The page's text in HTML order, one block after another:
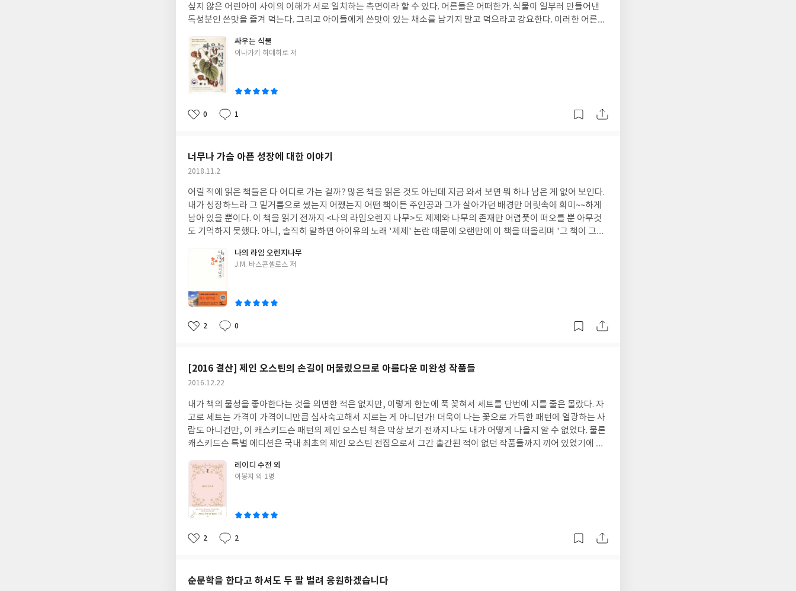
싶지 않은 어린아이 사이의 이해가 서로 일치하는 측면이라 할 수 있다. 어른들은 어떠한가. 식물이 일부러 만들어낸
독성분인 쓴맛을 즐겨 먹는다. 그리고 아이들에게 쓴맛이 있는 채소를 남기지 말고 먹으라고 강요한다. 이러한 어른의
른, 식물의 이야기를 들려주는 <싸우는 식물>. 앞의 두 책이 식물들이 주변 식물들이나 동물들과 맺는 관계를 주로 다
뤘다면(가물가물하지만), 이 책은 식물들이 세포 단위로 맞서야 하는 세균들 수준부터 이런저런 곤충들과의 관계, 나
아가 공룡시대 공룡들과의 관계까지 아우르고 있다. (공룡으로 대표되는) 생명체들의 진화와 멸종이 어느 한 가지 이
유만으로 이뤄진 것이 아니라 식물들을 기반으로 한 생태계의 밑바닥에서도 지속된 변화의 한 흐름의 결과이기도 하
다는 점이 흥미롭다. 식물들의 치밀하고도 현명한 적응방법에 대해서는 이미 다른 책에서 읽고 놀라워 한 바가 있다.
그저 세상을 둘러싸고 있는 병풍 수준으로 여기고 있던 식물들 역시 자기네들만의 세계를 이루고 그 안에서 치열하게
를 만들어내려고 뿌리혹박테리아는 산소호흡을 한다. 반대로 질소고정에 필요한 효소는 산소가 있으면 활성을 잃어
버린다. 즉, 산소는 반드시 있어야 하지만 산소가 있으면 곤란해진다. 그러므로 호흡에 쓰이는 산소를 운반하고, 여분
의 산소는 재빨리 제거해야 한다. 이 문제를 해결하기 위해 콩과 식물은 대량의 산소를 효율적으로 운반하는 레그헤모
글로빈이라는 물질을 몸에 지녔다. 우리 인간의 혈액 속에 있는 적혈구에는 헤모글로빈이라는 물질이 있어, 폐에서 체
내 세포에 효율적으로 산소를 운반한다. 콩과 식물에 있는 레그헤모글로빈은 인간의 헤모글로빈과 유사한 성질이 있
는 물질이다. 놀랍게도 콩과 식물의 신선한 뿌리혹을 잘라보면 피가 번진 것처럼 약간 붉은색으로 물들어 있다. 이것이
콩과 식물의 혈액, 레그헤모글로빈이다.(p. 96) 식물은 자신을 침범한 세균을 세포 내에 가두고 그 세포를 비롯 주변
의 독성 물질을 생산해 내뿜는 동시에 가시를 세우고 잎 자체를 뾰족하게 하는 등의 방어수단을 갖췄다. 또한 생식을
위해 곤충을 유혹하는 향기를 내뿜어 자신이 꿀을 품고 있다고 알리거나 꿀이 없으면서도 있는 척 향기를 풍겨 곤충을
속이고 꾀어 이용하는 등 각종 지능적인 방법을 개발해왔다. 아이러니하게도 식물들이 자신을 지키기 위해 만들어낸
독성물질이나, 포식자를 유혹해 이용하기 위해 내뿜는 향기와 꿀이 최종적으로는 인간에 의해 갈취당한다는 것이 재
미있다. 하지만 그렇다고 해서 식물들 입장으로서도 억울하지 않은 것이, 인간에 의해 더 많이 재배되기 때문에 자신
의 유전자를 퍼뜨릴 수단으로서 인간을 이용하는 셈이기 때문이다.사실 자연은 각 개체의 삶의 질이 어떻게 되든 관심
을 갖지 않는다. 자연이 중요히 여기는 것은 유전자가 꾸준히 이어지고 확대되는 것뿐이므로 식물과 인간의 기묘한 공
어 있다. 즉, 해머오키드는 꿀도 꽃가루도 말벌에게 주는 일 없이 성공적으로 꽃가루 운반을 완수하는 셈이다. 한편 곤
충도 꽃가루를 운반해야 하는 의무는 없다. 그렇게 진화를 거듭한 것이 나비다. 나비는 긴 다리로 꽃에 앉아 긴 빨대 모
양의 주둥이로 꽃꿀을 빨아 먹는다. 그 때문에 꽃가루가 나비 몸에 붙지 않는 것이다. 인간은 아름다운 나비를 사랑스
럽게 보지만, 식물 처지에서 보면 식물과 곤충의 공생 관계를 배반한 나비는 꿀 도둑이나 다름없다. 물론 계약을 맺은
것도 아니고 의무가 있는 것도 아니다. 자연계는 무슨 일이든지 있을 수 있다. 그런 의리 없는 자연계에서도 곤충을 속
여 꽃가루를 운반하게 하는 방법이 주류는 아니다. 눈 감으면 코 베어 갈 것 같은 자연계에서는 모든 생물이 이기적으
로 행동하는데도 많은 식물과 곤충이 서로 도와 공생한다는 사실은 시사하는 바가 크다. 조금 속여 단기적으로 이득을
얻기보다 정직하게 서로 돕는 쪽이 양측 모두에게 유익하다고 결론을 내린 셈이다. (p. 150) 먹히지 않기를 수동적으
로 바라기만 하는 것이 아니라 자신을 방어하는 법에 이어 적을 이용하는 법까지 개발해낸 식물들의 끈기와 생명력은
과연 식물이 지구상의 진정한 패자인 이유라 할 만하다. 과연 식물과 곤충, 동물 모두를 손에 틀어쥐고 뜻대로 하려는
인간이 멸망으로 향해 가는 지금의 길에서 벗어나 식물처럼 함께 서는 법을 배울 수 있을지 두렵고도 궁금하다. 이 책
은 내용이 무척이나 재미있고 흥미롭지만, 고작 한두 페이지마다 소제목이 무수히 붙어 있기 때문에 읽다가 자꾸 맥이
고 빠져들어 읽다보니 내용이 너무 흥미로워 불만스러웠던 점이 전혀 눈에 들어오지 않게 되었다. 그럼에도 불구하고
싸우는 식물
글
이나가키 히데히로 저
좋
0
댓
1
작
너무나 가슴 아픈 성장에 대한 이야기
작
일
2018.11.2
어릴 적에 읽은 책들은 다 어디로 가는 걸까? 많은 책을 읽은 것도 아닌데 지금 와서 보면 뭐 하나 남은 게 없어 보인다.
내가 성장하느라 그 밑거름으로 썼는지 어쨌는지 어떤 책이든 주인공과 그가 살아가던 배경만 머릿속에 희미~~하게
남아 있을 뿐이다. 이 책을 읽기 전까지 <나의 라임오렌지 나무>도 제제와 나무의 존재만 어렴풋이 떠오를 뿐 아무것
도 기억하지 못했다. 아니, 솔직히 말하면 아이유의 노래 '제제' 논란 때문에 오랜만에 이 책을 떠올리며 '그 책이 그런
다른 책들을 결제하려다 '이 책들도 한번 보세요~'라며 몇몇 책들 사이에 끼어 소개되기에('삐까번쩍'한 요즘 책들 사
이에 끼어 있는 어릴 적 권장도서란 참, 뭐랄까, 과학자며 대통령이며 되는 대로 마구 꿈꾸던 어린시절의 추레한 꿈 같
도. 하지만 이 책을 읽으며 몇 번 울컥했고 마지막엔 대놓고 울어서 목이 꽉 메었다. 제제에 대한 얘기를 나누며 제제의
이야기를 자꾸 생각하다 보니 어릴 때가 떠올랐다. 펑펑 울었다. 제제만 불쌍한 게 아니었구나. 아니, 어린 시절을 생각
하면 그때의 나 자신이 불쌍하다는 생각을 가끔 했지만, 그래서 가끔 눈물 짓기는 했지만, 제제의 거울에 비춰서 바라
는 날까지 떠나보내지 못할 거라는 걸 알겠다. 성장은 성장통을 동반한다. 나무가 아무 보호 장비도 없이 계절의 변화
를 맨몸으로 맞으며 제몸에 나이테를 새기고, 벌레들의 공격에 가까스로 몸을 추슬러 울퉁불퉁한 옹이를 남기듯이 고
통은 흔적을 남긴다. 내 마음속에 웅크리고 있는 아이는 아마도 내가 성장한 뒤에 남겨진 성장의 나이테이자 옹이, 번
데기의 허물일 것이다. 그것은 과거 속에 남겨져 이제는 실재하지 않는다. 나날을 살다보면 없는 것처럼 느껴지기도 한
다. 그러나 이따금 수면 위로 올라와 자기 존재를 알린다. 상처가 생겼을 때보다는 덜하지만 여전히 진물이 나고 아프
다. 제제는 뽀르뚜가 아저씨를 잃고 한층 더 성장했을 것이다. 성장한다는 건 좋은 거지만 성장의 고통이 존재의 뿌리
마저 흔들 때는 과연 그걸 좋은 거라고 할 수 있을지는 모르겠다. 어떤 사람들의 어떤 성장은 그렇게 힘들다. 그럴 바엔
하고 싶어도 피할 수 없는 일들이 있다. 싫어도 겪을 수밖에 없는 일들. 나도 그렇지만 누구나 자기 뒤에 아픈 허물을 벗
어두고 살 것이다. 제제는 수많은 허물과 함께 뽀르뚜가 아저씨의 추억과 죽음이라는 큰 허물을 벗어두었겠지. 제제도
나도 상처를 완전히 치유하지는 못할 것이다. 어떤 일은 없던 일이 될 수 없기에 이따금 상처의 고통에 눈을 붉히게 될
것이다. 하지만 언제까지나 상처만 주물럭거리고 있을 수는 없는 일. 난 이제 그것이 현재가 아닌 과거의 상처임을, 그
것이 그냥 거기 있음을 인정하고 살아간다. 성장한다는 것은 상처를 남긴 시간과 장소에서 벗어나 자신에게 새겨진 나
이테와 옹이의 존재를 인정하고, 현재의 나로서 살아가는 것이리라.
나의 라임 오렌지나무
글
J.M. 바스콘셀로스 저
좋
2
댓
0
작
[2016 결산] 제인 오스틴의 손길이 머물렀으므로 아름다운 미완성 작품들
작
일
2016.12.22
내가 책의 물성을 좋아한다는 것을 외면한 적은 없지만, 이렇게 한눈에 푹 꽂혀서 세트를 단번에 지를 줄은 몰랐다. 자
고로 세트는 가격이 가격이니만큼 심사숙고해서 지르는 게 아니던가! 더욱이 나는 꽃으로 가득한 패턴에 열광하는 사
람도 아니건만, 이 캐스키드슨 패턴의 제인 오스틴 책은 막상 보기 전까지 나도 내가 어떻게 나올지 알 수 없었다. 물론
캐스키드슨 특별 에디션은 국내 최초의 제인 오스틴 전집으로서 그간 출간된 적이 없던 작품들까지 끼어 있었기에 아
훌륭한 옷을 입고 독자들을 찾아오는 것은 환영할 만한 일이다. 《레이디 수전 외》에는 표제작을 비롯해 <왓슨 가족
>, <샌디턴>의 세 편이 실려 있는데, 모두 우리나라에 처음으로 공개되는 제인 오스틴의 작품들이다. 그러므로 제인
오스틴의 팬이라면 당연히 구입해야 할 책일 것이다. 레이디 수전은 딸이 하나 있는 과부로 런던에서 유부남과 바람을
피운다. 그러다 그 일이 문제가 되자 시골 시동생의 집으로 거처를 옮긴다. 그녀는 우아하고 고상한 귀부인으로 행세하
지만, 시동생의 아내인 버넌 부인은 겉과 속이 다른 수전을 꿰뚫어본다. 하지만 남자들은 하나같이 수전의 겉모습에
속는다. 특히 버넌 부인의 남동생 레지널드는 정신없이 빠져버린다. 잘되어가는 듯하던 두 사람의 관계는 수전이 딸 프
을 풀어주고는 런던으로 가서 방탕하게 놀 계획을 짠다. 런던에 간 수전을 뒤따라간 레지널드는 수전과 바람을 피우는
남자의 아내에게 그간의 이야기를 듣고 수전과 헤어진다. 런던 생활이 맞지 않는 프레더리카는 다시 작은 아버지의 집
레이디 수전 외
글
이봉지 외 1명
좋
2
댓
2
작
순문학을 한다고 하셔도 두 팔 벌려 응원하겠습니다